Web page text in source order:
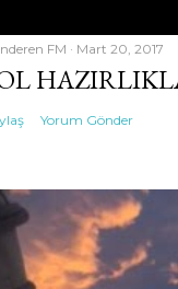
FM Mart 20, 2017
Yorum Gönder